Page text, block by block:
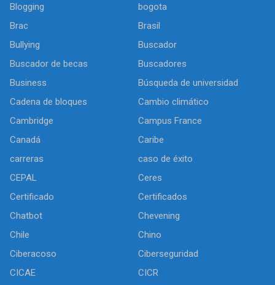
Blogging
bogota
Brac
Brasil
Bullying
Buscador
Buscador de becas
Buscadores
Business
Búsqueda de universidad
Cadena de bloques
Cambio climático
Cambridge
Campus France
Canadá
Caribe
carreras
caso de éxito
CEPAL
Ceres
Certificado
Certificados
Chatbot
Chevening
Chile
Chino
Ciberacoso
Ciberseguridad
CICAE
CICR